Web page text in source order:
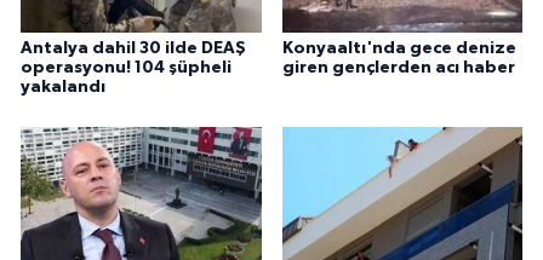
Antalya dahil 30 ilde DEAŞ
operasyonu! 104 şüpheli
yakalandı
Konyaaltı'nda gece denize
giren gençlerden acı haber